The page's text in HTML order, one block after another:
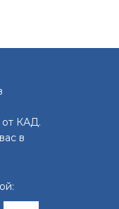
от КАД.
в